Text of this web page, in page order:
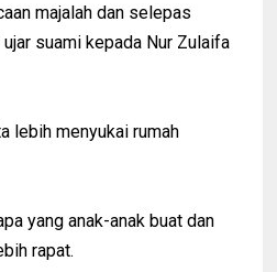
majalah dan selepas
suami kepada Nur Zulaifa
lebih menyukai rumah
yang anak-anak buat dan
rapat.